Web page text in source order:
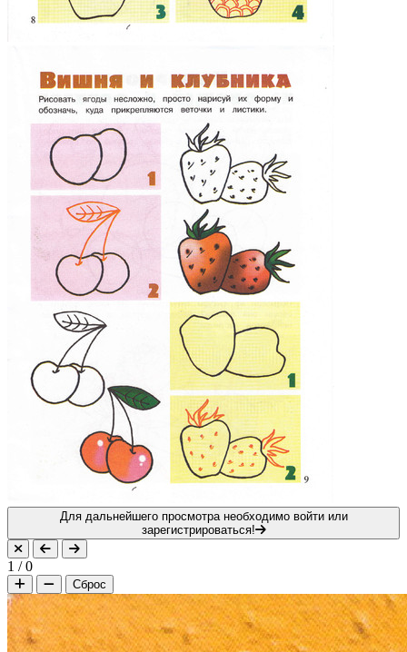
Для дальнейшего просмотра необходимо войти или
зарегистрироваться!
1 /0
Сброс